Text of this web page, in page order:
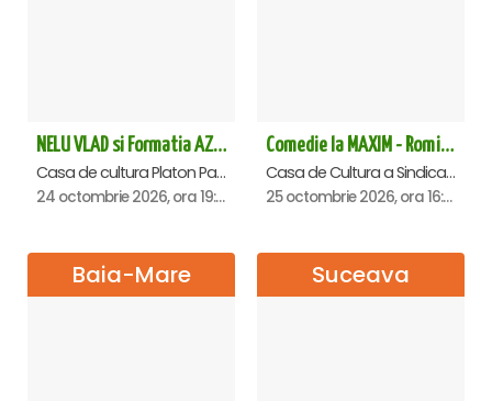
NELU VLAD si Formatia AZUR - Turneu Aniversar 50 de ani - Vatra Dornei
Casa de cultura Platon Pardau, Vatra-Dornei
24 octombrie 2026, ora 19:30
Comedie la MAXIM - Romica Tociu si Cornel Palade - Satu Mare
Casa de Cultura a Sindicatelor , Satu-Mare
25 octombrie 2026, ora 16:00
Baia-Mare Suceava